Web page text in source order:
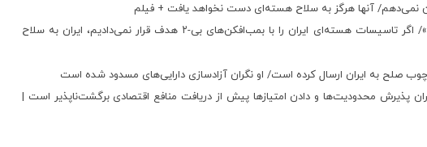
نمی‌دهم/ آنها هرگز به سلاح هسته‌ای دست نخواهد یافت + فیلم
ترامپ: برای توافق با تهران «هیچ عجله‌ای ندارم»/ اگر تاسیسات هسته‌ای ایران را با بمب‌افکن‌های بی-۲ هدف قرار نمی‌دادیم، ایران به سلاح
صلح به ایران ارسال کرده است/ او نگران آزادسازی دارایی‌های مسدود شده است
پذیرش محدودیت‌ها و دادن امتیازها پیش از دریافت منافع اقتصادی برگشت‌ناپذیر است |